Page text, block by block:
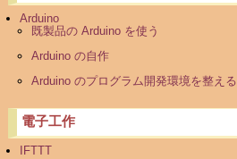
Arduino
既製品の Arduino を使う
Arduino の自作
Arduino のプログラム開発環境を整える
電子工作
IFTTT